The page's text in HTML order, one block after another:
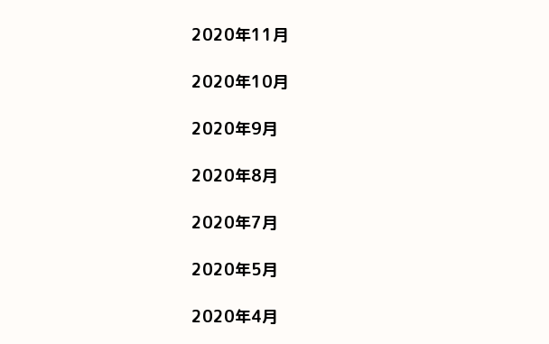
2020年11月
2020年10月
2020年9月
2020年8月
2020年7月
2020年5月
2020年4月